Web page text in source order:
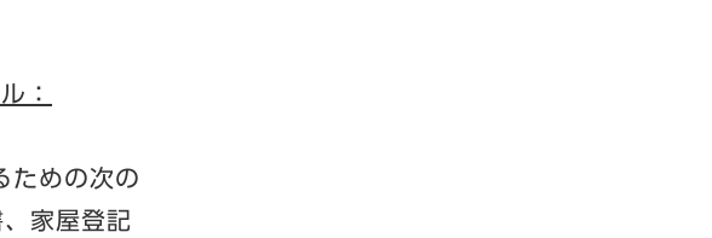
：
ための次の
家屋登記